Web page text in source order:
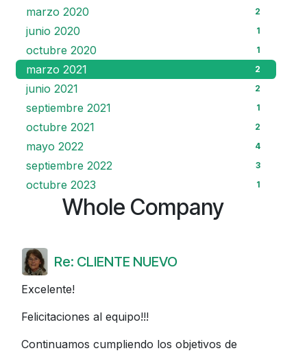
marzo 2020 2
junio 2020 1
octubre 2020 1
marzo 2021 2
junio 2021 2
septiembre 2021 1
octubre 2021 2
mayo 2022 4
septiembre 2022 3
octubre 2023 1
Whole Company
Re: CLIENTE NUEVO
Excelente!
Felicitaciones al equipo!!!
Continuamos cumpliendo los objetivos de